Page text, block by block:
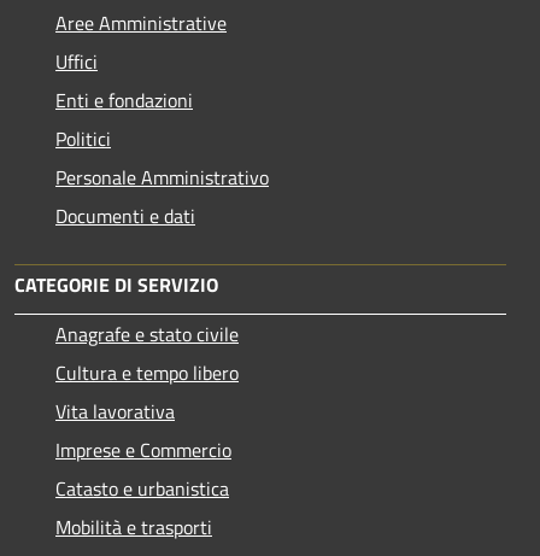
Aree Amministrative
Uffici
Enti e fondazioni
Politici
Personale Amministrativo
Documenti e dati
CATEGORIE DI SERVIZIO
Anagrafe e stato civile
Cultura e tempo libero
Vita lavorativa
Imprese e Commercio
Catasto e urbanistica
Mobilità e trasporti